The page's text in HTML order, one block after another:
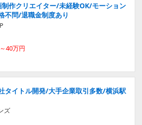
制作クリエイター/未経験OK/モーション
不問/退職金制度あり
40万円
タイトル開発/大手企業取引多数/横浜駅
ズ